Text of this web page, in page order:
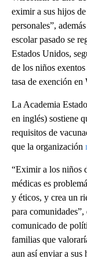
eximir a sus hijos
personales”,
escolar pasado se
Estados Unidos,
de los niños
tasa de exención
La Academia
en inglés) sostiene
requisitos de
que la organización
“Eximir a los niños
médicas es
y éticos, y crea un
para
comunicado de
familias que
aun así enviar a sus